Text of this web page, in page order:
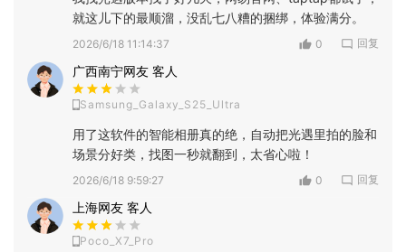
就这儿下的最顺溜，没乱七八糟的捆绑，体验满分。
2026/6/18 11:14:37 0 回复
广西南宁网友 客人
Samsung_Galaxy_S25_Ultra
用了这软件的智能相册真的绝，自动把光遇里拍的脸和
场景分好类，找图一秒就翻到，太省心啦！
2026/6/18 9:59:27 0 回复
上海网友 客人
Poco_X7_Pro